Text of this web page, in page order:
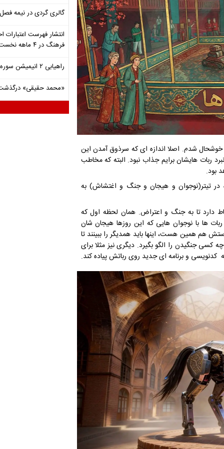
شدم. اصلا اندازه ای که سرذوق آمدن این
ربات هایشان برایم جذاب نبود. البته که مخاطب
تیتر(نوجوان و هیجان و جنگ و اغتشاش) به
دارد تا به جنگ و اعتراض. همان لحظه اول که
ها با نوجوان هایی که این روزها هیجان شان
هم همین هست، اینها باید همدیگر را ببینند تا
کسی جنگیدن را الگو بگیرد. دیگری نیز مثلا برای
کدنویسی و برنامه ای جدید روی رباتش پیاده کند.
گالری گردی در نیمه
انتشار فهرست اعتبارات
فرهنگ در ۴ ماهه نخست ۱۴۰۵
راهیابی ۲ انیمیشن سوره به سی‌امین جشنواره فیلم رود آیلند
«محمد حقیقی»